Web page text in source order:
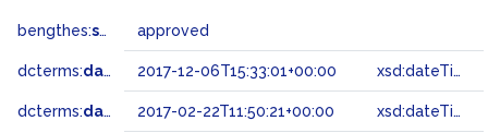
bengthes:status approved
dcterms:dateAccepted 2017-12-06T15:33:01+00:00 xsd:dateTime
dcterms:dateSubmitted 2017-02-22T11:50:21+00:00 xsd:dateTime